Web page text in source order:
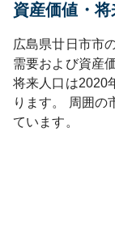
資産価値・将
広島県廿日市市
需要および資産
将来人口は2020
ります。
周囲の
ています。